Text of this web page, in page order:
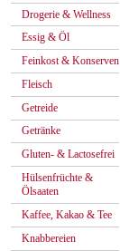
Drogerie & Wellness
Essig & Öl
Feinkost & Konserven
Fleisch
Getreide
Getränke
Gluten- & Lactosefrei
Hülsenfrüchte &
Ölsaaten
Kaffee, Kakao & Tee
Knabbereien